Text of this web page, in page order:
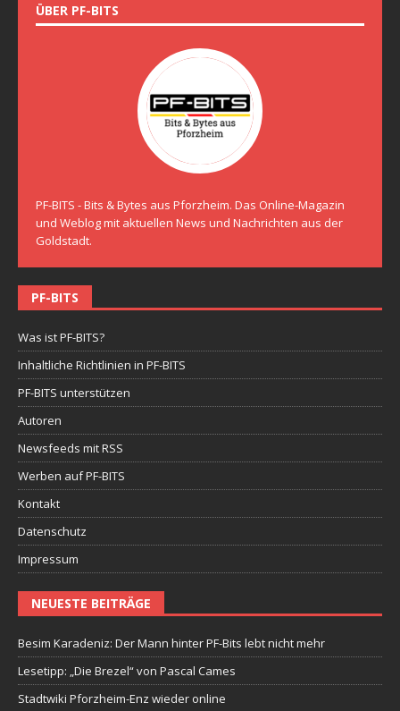
ÜBER PF-BITS
PF-BITS - Bits & Bytes aus Pforzheim. Das Online-Magazin
und Weblog mit aktuellen News und Nachrichten aus der
Goldstadt.
PF-BITS
Was ist PF-BITS?
Inhaltliche Richtlinien in PF-BITS
PF-BITS unterstützen
Autoren
Newsfeeds mit RSS
Werben auf PF-BITS
Kontakt
Datenschutz
Impressum
NEUESTE BEITRÄGE
Besim Karadeniz: Der Mann hinter PF-Bits lebt nicht mehr
Lesetipp: „Die Brezel“ von Pascal Cames
Stadtwiki Pforzheim-Enz wieder online